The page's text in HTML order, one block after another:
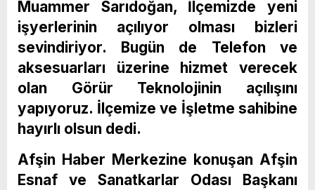
Muammer Sarıdoğan, İlçemizde yeni
işyerlerinin açılıyor olması bizleri
sevindiriyor. Bugün de Telefon ve
aksesuarları üzerine hizmet verecek
olan Görür Teknolojinin açılışını
yapıyoruz. İlçemize ve İşletme sahibine
hayırlı olsun dedi.
Afşin Haber Merkezine konuşan Afşin
Esnaf ve Sanatkarlar Odası Başkanı